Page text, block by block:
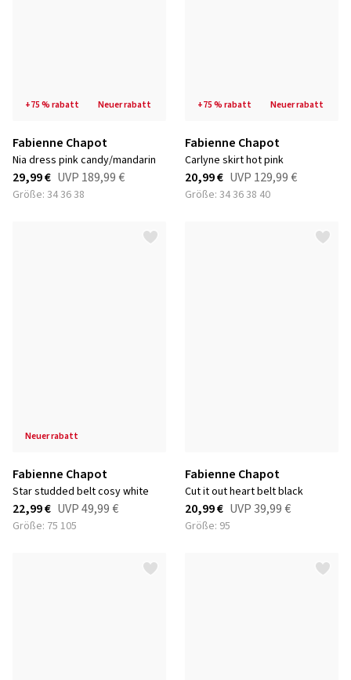
+75 % rabatt neuer rabatt
Fabienne Chapot
nia dress pink candy/mandarin
29,99 € UVP 189,99 €
Größe: 34 36 38
+75 % rabatt neuer rabatt
Fabienne Chapot
carlyne skirt hot pink
20,99 € UVP 129,99 €
Größe: 34 36 38 40
neuer rabatt
Fabienne Chapot
star studded belt cosy white
22,99 € UVP49,99 €
Größe: 75 105
Fabienne Chapot
cut it out heart belt black
20,99 € UVP39,99 €
Größe: 95